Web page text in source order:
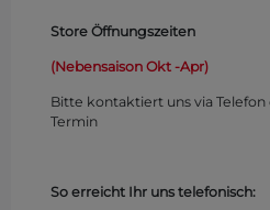
Store Öffnungszeiten
(Nebensaison Okt -Apr)
Bitte kontaktiert uns via
Termin
So erreicht Ihr uns telefonisch: